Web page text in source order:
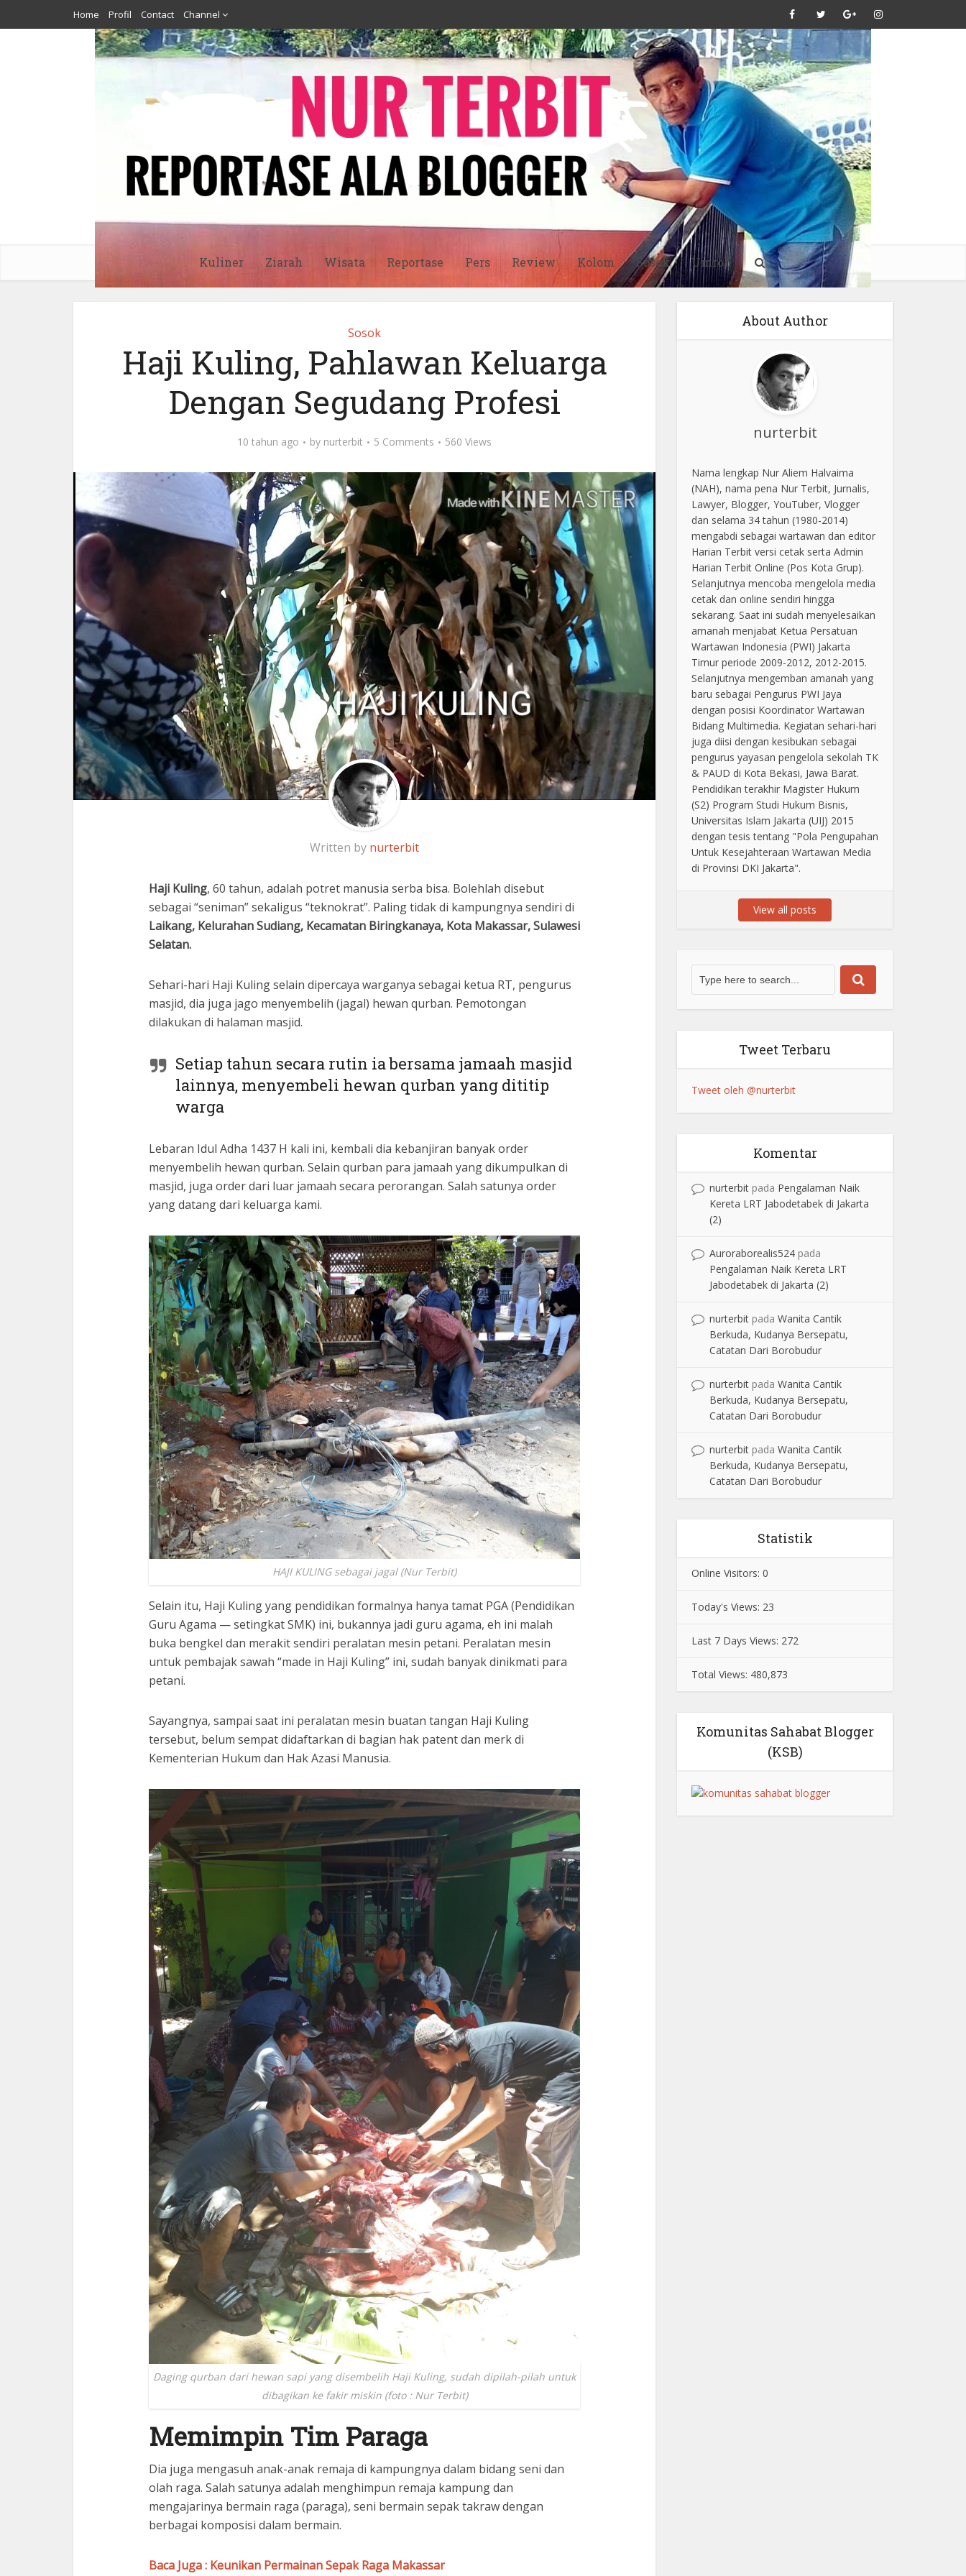
Home Profil Contact Channel
Kuliner Ziarah Wisata Reportase Pers Review Kolom Sosok Umroh
Sosok
Haji Kuling, Pahlawan Keluarga
Dengan Segudang Profesi
10 tahun ago by nurterbit 5 Comments 560 Views
Written by nurterbit
Haji Kuling, 60 tahun, adalah potret manusia serba bisa. Bolehlah disebut
sebagai “seniman” sekaligus “teknokrat”. Paling tidak di kampungnya sendiri di
Laikang, Kelurahan Sudiang, Kecamatan Biringkanaya, Kota Makassar, Sulawesi
Selatan.
Sehari-hari Haji Kuling selain dipercaya warganya sebagai ketua RT, pengurus
masjid, dia juga jago menyembelih (jagal) hewan qurban. Pemotongan
dilakukan di halaman masjid.
Setiap tahun secara rutin ia bersama jamaah masjid
lainnya, menyembeli hewan qurban yang dititip
warga
Lebaran Idul Adha 1437 H kali ini, kembali dia kebanjiran banyak order
menyembelih hewan qurban. Selain qurban para jamaah yang dikumpulkan di
masjid, juga order dari luar jamaah secara perorangan. Salah satunya order
yang datang dari keluarga kami.
HAJI KULING sebagai jagal (Nur Terbit)
Selain itu, Haji Kuling yang pendidikan formalnya hanya tamat PGA (Pendidikan
Guru Agama — setingkat SMK) ini, bukannya jadi guru agama, eh ini malah
buka bengkel dan merakit sendiri peralatan mesin petani. Peralatan mesin
untuk pembajak sawah “made in Haji Kuling” ini, sudah banyak dinikmati para
petani.
Sayangnya, sampai saat ini peralatan mesin buatan tangan Haji Kuling
tersebut, belum sempat didaftarkan di bagian hak patent dan merk di
Kementerian Hukum dan Hak Azasi Manusia.
Daging qurban dari hewan sapi yang disembelih Haji Kuling, sudah dipilah-pilah untuk
dibagikan ke fakir miskin (foto : Nur Terbit)
Memimpin Tim Paraga
Dia juga mengasuh anak-anak remaja di kampungnya dalam bidang seni dan
olah raga. Salah satunya adalah menghimpun remaja kampung dan
mengajarinya bermain raga (paraga), seni bermain sepak takraw dengan
berbagai komposisi dalam bermain.
Baca Juga : Keunikan Permainan Sepak Raga Makassar
About Author
nurterbit
Nama lengkap Nur Aliem Halvaima
(NAH), nama pena Nur Terbit, Jurnalis,
Lawyer, Blogger, YouTuber, Vlogger
dan selama 34 tahun (1980-2014)
mengabdi sebagai wartawan dan editor
Harian Terbit versi cetak serta Admin
Harian Terbit Online (Pos Kota Grup).
Selanjutnya mencoba mengelola media
cetak dan online sendiri hingga
sekarang. Saat ini sudah menyelesaikan
amanah menjabat Ketua Persatuan
Wartawan Indonesia (PWI) Jakarta
Timur periode 2009-2012, 2012-2015.
Selanjutnya mengemban amanah yang
baru sebagai Pengurus PWI Jaya
dengan posisi Koordinator Wartawan
Bidang Multimedia. Kegiatan sehari-hari
juga diisi dengan kesibukan sebagai
pengurus yayasan pengelola sekolah TK
& PAUD di Kota Bekasi, Jawa Barat.
Pendidikan terakhir Magister Hukum
(S2) Program Studi Hukum Bisnis,
Universitas Islam Jakarta (UIJ) 2015
dengan tesis tentang "Pola Pengupahan
Untuk Kesejahteraan Wartawan Media
di Provinsi DKI Jakarta".
View all posts
Tweet Terbaru
Tweet oleh @nurterbit
Komentar
nurterbit pada Pengalaman Naik
Kereta LRT Jabodetabek di Jakarta
(2)
Auroraborealis524 pada
Pengalaman Naik Kereta LRT
Jabodetabek di Jakarta (2)
nurterbit pada Wanita Cantik
Berkuda, Kudanya Bersepatu,
Catatan Dari Borobudur
nurterbit pada Wanita Cantik
Berkuda, Kudanya Bersepatu,
Catatan Dari Borobudur
nurterbit pada Wanita Cantik
Berkuda, Kudanya Bersepatu,
Catatan Dari Borobudur
Statistik
Online Visitors: 0
Today's Views: 23
Last 7 Days Views: 272
Total Views: 480,873
Komunitas Sahabat Blogger
(KSB)